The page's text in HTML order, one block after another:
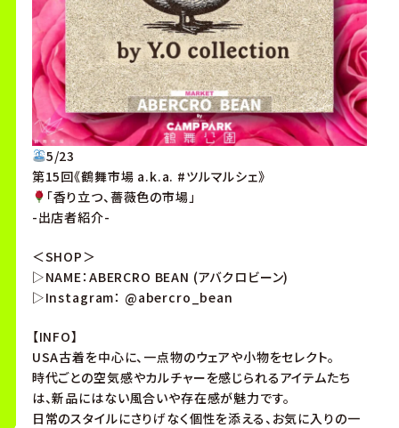
5/23
第15回《鶴舞市場 a.k.a. #ツルマルシェ》
「香り立つ、薔薇色の市場」
-出店者紹介-
＜SHOP＞
▷NAME：ABERCRO BEAN (アバクロビーン)
▷Instagram： @abercro_bean
【INFO】
USA古着を中心に、一点物のウェアや小物をセレクト。
時代ごとの空気感やカルチャーを感じられるアイテムたち
は、新品にはない風合いや存在感が魅力です。
日常のスタイルにさりげなく個性を添える、お気に入りの一